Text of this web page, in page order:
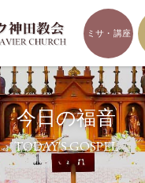
ミサ・講座
今日の福音
TODAY'S GOSPEL